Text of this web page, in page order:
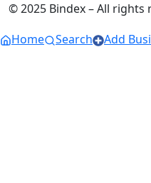
© 2025 Bindex – All rights
Home
Search Add